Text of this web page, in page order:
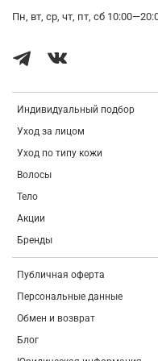
дает влаге испариться.
действие. Обладает
заживление и регенерацию
ограждающий кожу от
внешней среды.
Рекомендуем для всех
Как применять:
Индивидуальный подбор
Уход за лицом
Уход по типу кожи
Волосы
Тело
Акции
Бренды
Публичная оферта
Персональные данные
Обмен и возврат
Блог
Пн, вт, ср, чт, пт, сб